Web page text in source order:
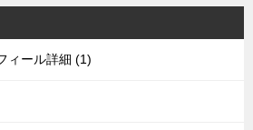
ィール詳細 (1)